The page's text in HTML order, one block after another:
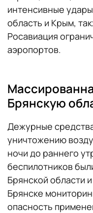
интенсивные
область и Крым,
Росавиация
аэропортов.
Брянскую
Дежурные
уничтожению
ночи до раннего
беспилотников
Брянской области
Брянске
опасность